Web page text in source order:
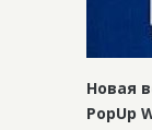
Новая
PopUp